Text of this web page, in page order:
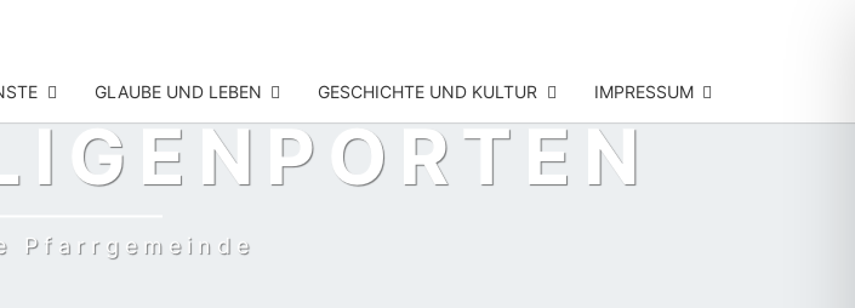
GLAUBE UND LEBEN GESCHICHTE UND KULTUR IMPRESSUM
Pfarrgemeinde